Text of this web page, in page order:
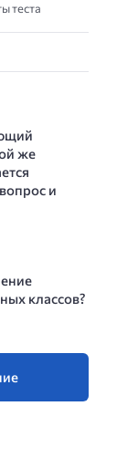
теста
же
и
классов?